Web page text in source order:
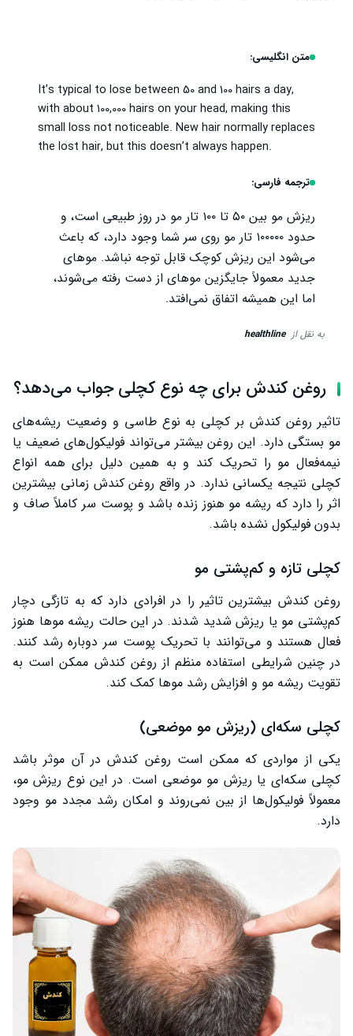
متن انگلیسی:
It’s typical to lose between 50 and 100 hairs a day,
with about 100,000 hairs on your head, making this
small loss not noticeable. New hair normally replaces
the lost hair, but this doesn’t always happen.
ترجمه فارسی:
ریزش مو بین ۵۰ تا ۱۰۰ تار مو در روز طبیعی است، و
حدود ۱۰۰۰۰۰ تار مو روی سر شما وجود دارد، که باعث
می‌شود این ریزش کوچک قابل توجه نباشد. موهای
جدید معمولاً جایگزین موهای از دست رفته می‌شوند،
اما این همیشه اتفاق نمی‌افتد.
به نقل از healthline
روغن کندش برای چه نوع کچلی جواب می‌دهد؟
تاثیر روغن کندش بر کچلی به نوع طاسی و وضعیت ریشه‌های
مو بستگی دارد. این روغن بیشتر می‌تواند فولیکول‌های ضعیف یا
نیمه‌فعال مو را تحریک کند و به همین دلیل برای همه انواع
کچلی نتیجه یکسانی ندارد. در واقع روغن کندش زمانی بیشترین
اثر را دارد که ریشه مو هنوز زنده باشد و پوست سر کاملاً صاف و
بدون فولیکول نشده باشد.
کچلی تازه و کم‌پشتی مو
روغن کندش بیشترین تاثیر را در افرادی دارد که به تازگی دچار
کم‌پشتی مو یا ریزش شدید شدند. در این حالت ریشه موها هنوز
فعال هستند و می‌توانند با تحریک پوست سر دوباره رشد کنند.
در چنین شرایطی استفاده منظم از روغن کندش ممکن است به
تقویت ریشه مو و افزایش رشد موها کمک کند.
کچلی سکه‌ای (ریزش مو موضعی)
یکی از مواردی که ممکن است روغن کندش در آن موثر باشد
کچلی سکه‌ای یا ریزش مو موضعی است. در این نوع ریزش مو،
معمولاً فولیکول‌ها از بین نمی‌روند و امکان رشد مجدد مو وجود
دارد.